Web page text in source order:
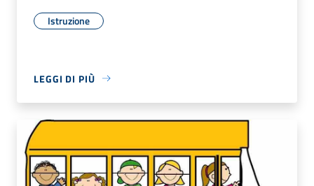
Istruzione
LEGGI DI PIÙ